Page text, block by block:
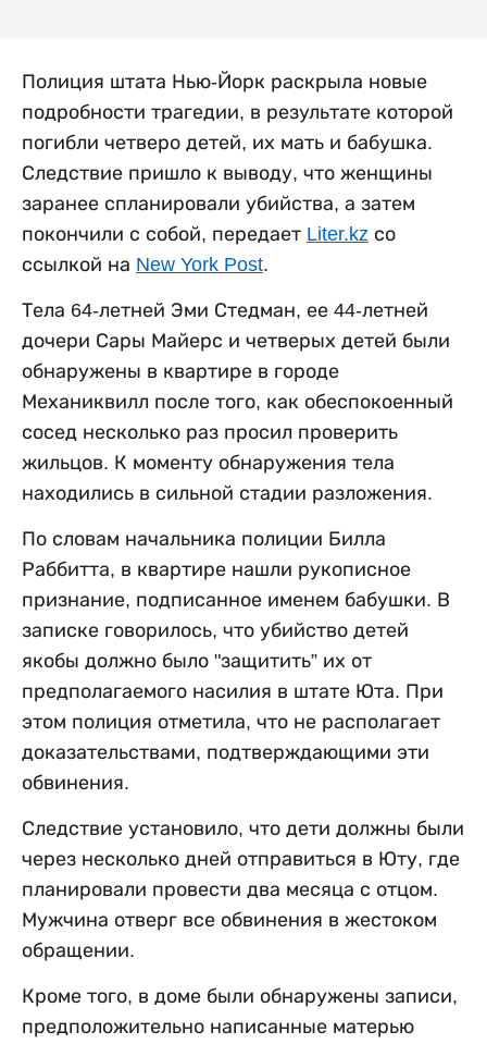
Полиция штата Нью-Йорк раскрыла новые
подробности трагедии, в результате которой
погибли четверо детей, их мать и бабушка.
Следствие пришло к выводу, что женщины
заранее спланировали убийства, а затем
покончили с собой, передает Liter.kz со
ссылкой на New York Post.
Тела 64-летней Эми Стедман, ее 44-летней
дочери Сары Майерс и четверых детей были
обнаружены в квартире в городе
Механиквилл после того, как обеспокоенный
сосед несколько раз просил проверить
жильцов. К моменту обнаружения тела
находились в сильной стадии разложения.
По словам начальника полиции Билла
Раббитта, в квартире нашли рукописное
признание, подписанное именем бабушки. В
записке говорилось, что убийство детей
якобы должно было "защитить” их от
предполагаемого насилия в штате Юта. При
этом полиция отметила, что не располагает
доказательствами, подтверждающими эти
обвинения.
Следствие установило, что дети должны были
через несколько дней отправиться в Юту, где
планировали провести два месяца с отцом.
Мужчина отверг все обвинения в жестоком
обращении.
Кроме того, в доме были обнаружены записи,
предположительно написанные матерью